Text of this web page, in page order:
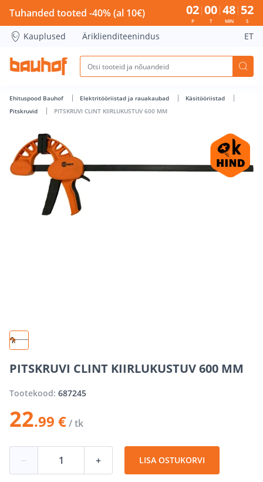
PITSKRUVI CLINT KIIRLUKUSTUV 600 MM - Bauhof has
Tuhanded tooted -40% (al 10€) 02
P
00
T
48
MIN
52
S
Kauplused Äriklienditeenindus ET
Ehituspood Bauhof Elektritööriistad ja rauakaubad
Käsitööriistad
Pitskruvid
PITSKRUVI CLINT KIIRLUKUSTUV 600 MM
PITSKRUVI CLINT KIIRLUKUSTUV 600 MM
Tootekood: 687245
22.99 €/ tk
− + LISA OSTUKORVI